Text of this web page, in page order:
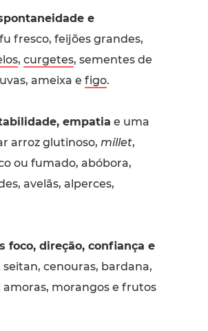
e
fresco, feijões grandes,
, curgetes, sementes de
ameixa e figo.
empatia e uma
arroz glutinoso, millet,
ou fumado, abóbora,
avelãs, alperces,
foco, direção, confiança e
seitan, cenouras, bardana,
amoras, morangos e frutos